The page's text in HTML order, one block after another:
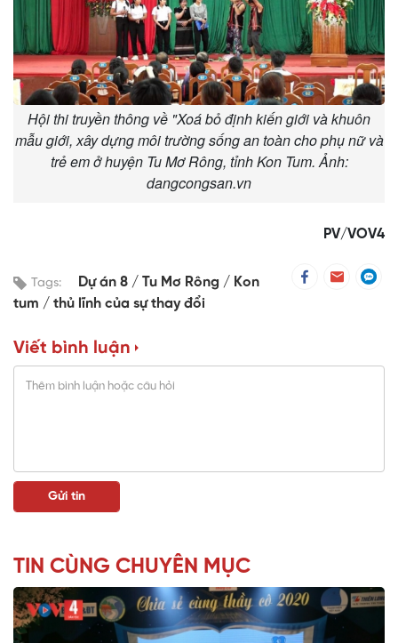
Hội thi truyền thông về "Xoá bỏ định kiến giới và khuôn
mẫu giới, xây dựng môi trường sống an toàn cho phụ nữ và
trẻ em ở huyện Tu Mơ Rông, tỉnh Kon Tum. Ảnh:
dangcongsan.vn
PV/VOV4
Tags: Dự án 8 Tu Mơ Rông
Kon
tum
thủ lĩnh của sự thay đổi
Viết bình luận
TIN CÙNG CHUYÊN MỤC